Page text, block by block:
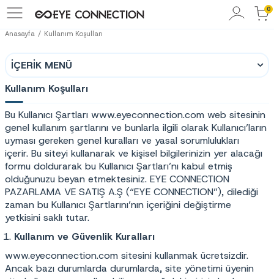
0
Anasayfa Kullanım Koşulları
İÇERIK MENÜ
Kullanım Koşulları
Bu Kullanıcı Şartları www.eyeconnection.com web sitesinin
genel kullanım şartlarını ve bunlarla ilgili olarak Kullanıcı’ların
uyması gereken genel kuralları ve yasal sorumlulukları
içerir. Bu siteyi kullanarak ve kişisel bilgilerinizin yer alacağı
formu doldurarak bu Kullanıcı Şartları’nı kabul etmiş
olduğunuzu beyan etmektesiniz. EYE CONNECTION
PAZARLAMA VE SATIŞ A.Ş (“EYE CONNECTION”), dilediği
zaman bu Kullanıcı Şartlarını’nın içeriğini değiştirme
yetkisini saklı tutar.
Kullanım ve Güvenlik Kuralları
www.eyeconnection.com sitesini kullanmak ücretsizdir.
Ancak bazı durumlarda durumlarda, site yönetimi üyenin